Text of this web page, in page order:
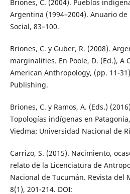
Briones, C. (2004). Pueblos
Argentina (1994–2004). Anuario
Social, 83–100.
Briones, C. y Guber, R. (2008).
marginalities. En Poole, D. (Ed.), A
American Anthropology, (pp. 11-
Publishing.
Briones, C. y Ramos, A. (Eds.)
Topologías indígenas en
Viedma: Universidad Nacional de
Carrizo, S. (2015). Nacimiento,
relato de la Licenciatura de
Nacional de Tucumán. Revista del
8(1), 201-214. DOI: